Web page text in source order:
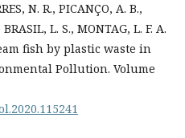
N. R., PICANÇO, A. B.,
BRASIL, L. S., MONTAG, L. F. A.
fish by plastic waste in
Pollution. Volume